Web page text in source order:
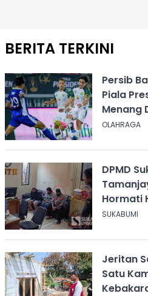
BERITA TERKINI
Persib
Piala
Menang
OLAHRAGA
DPMD
Hormati
Alih
SUKABUMI
Jeritan
Satu